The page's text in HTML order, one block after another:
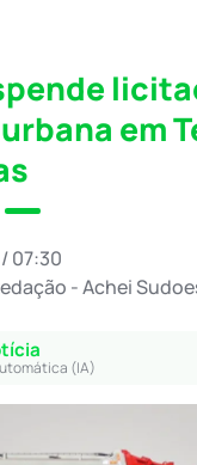
em
07:30
- Achei
(IA)